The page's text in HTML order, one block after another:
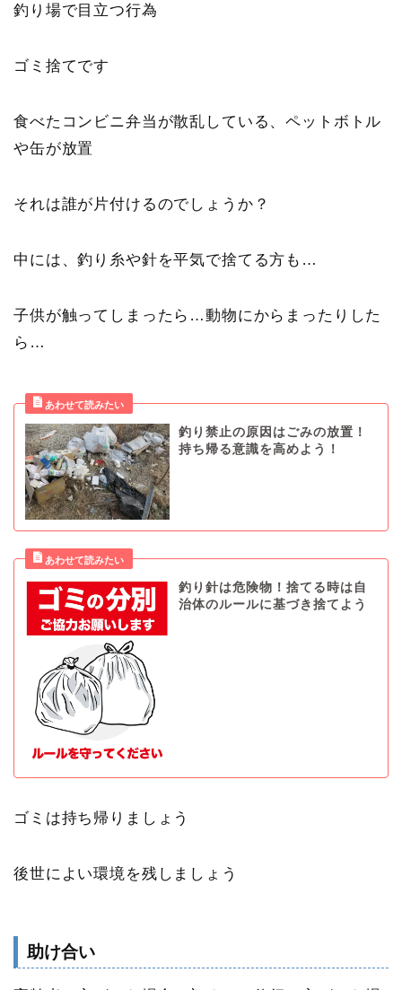
釣り場で目立つ行為
ゴミ捨てです
食べたコンビニ弁当が散乱している、ペットボトル
や缶が放置
それは誰が片付けるのでしょうか？
中には、釣り糸や針を平気で捨てる方も…
子供が触ってしまったら…動物にからまったりした
ら…
釣り禁止の原因はごみの放置！
持ち帰る意識を高めよう！
釣り針は危険物！捨てる時は自
治体のルールに基づき捨てよう
ゴミは持ち帰りましょう
後世によい環境を残しましょう
助け合い